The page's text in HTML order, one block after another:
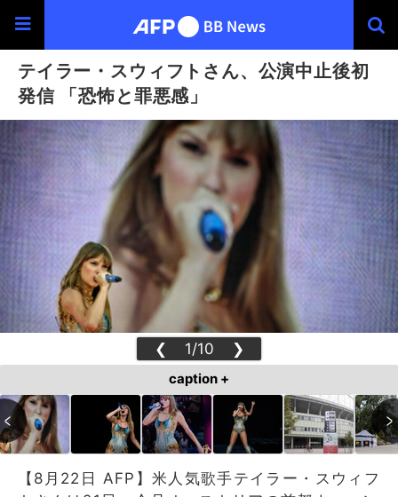
テイラー・スウィフトさん、公演中止後初
発信 「恐怖と罪悪感」
❮ 1/10 ❯
caption +
【8月22日 AFP】米人気歌手テイラー・スウィフ